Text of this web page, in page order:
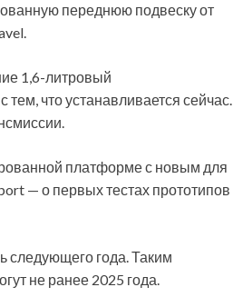
переднюю подвеску от
1,6-литровый
что устанавливается сейчас.
платформе с новым для
— о первых тестах прототипов
следующего года. Таким
не ранее 2025 года.